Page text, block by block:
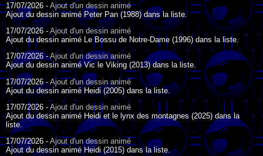
17/07/2026 - Ajout d'un dessin animé
Ajout du dessin animé Peter Pan (1988) dans la liste.
17/07/2026 -Ajout d'un dessin animé
Ajout du dessin animé Le Bossu de Notre-Dame (1996) dans la liste.
17/07/2026 -Ajout d'un dessin animé
Ajout du dessin animé Vic le Viking (2013) dans la liste.
17/07/2026 - Ajout d'un dessin animé
Ajout du dessin animé Heidi (2005) dans la liste.
17/07/2026 - Ajout d'un dessin animé
Ajout du dessin animé Heidi et le lynx des montagnes (2025) dans la
liste.
17/07/2026 - Ajout d'un dessin animé
Ajout du dessin animé Heidi (2015) dans la liste.